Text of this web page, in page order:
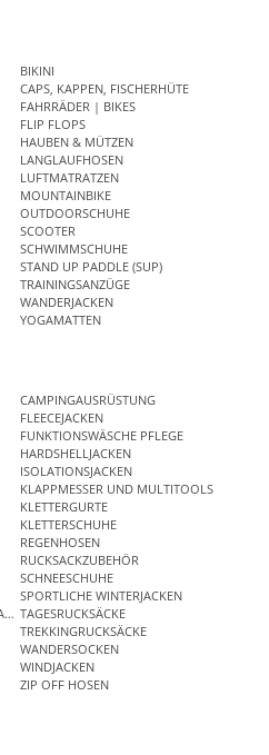
BIKINI
CAPS, KAPPEN, FISCHERHÜTE
FAHRRÄDER | BIKES
FLIP FLOPS
HAUBEN & MÜTZEN
LANGLAUFHOSEN
LUFTMATRATZEN
MOUNTAINBIKE
OUTDOORSCHUHE
SCOOTER
SCHWIMMSCHUHE
STAND UP PADDLE (SUP)
TRAININGSANZÜGE
WANDERJACKEN
YOGAMATTEN
CAMPINGAUSRÜSTUNG
FLEECEJACKEN
FUNKTIONSWÄSCHE PFLEGE
HARDSHELLJACKEN
ISOLATIONSJACKEN
KLAPPMESSER UND MULTITOOLS
KLETTERGURTE
KLETTERSCHUHE
REGENHOSEN
RUCKSACKZUBEHÖR
SCHNEESCHUHE
SPORTLICHE WINTERJACKEN
TAGESRUCKSÄCKE
TREKKINGRUCKSÄCKE
WANDERSOCKEN
WINDJACKEN
ZIP OFF HOSEN